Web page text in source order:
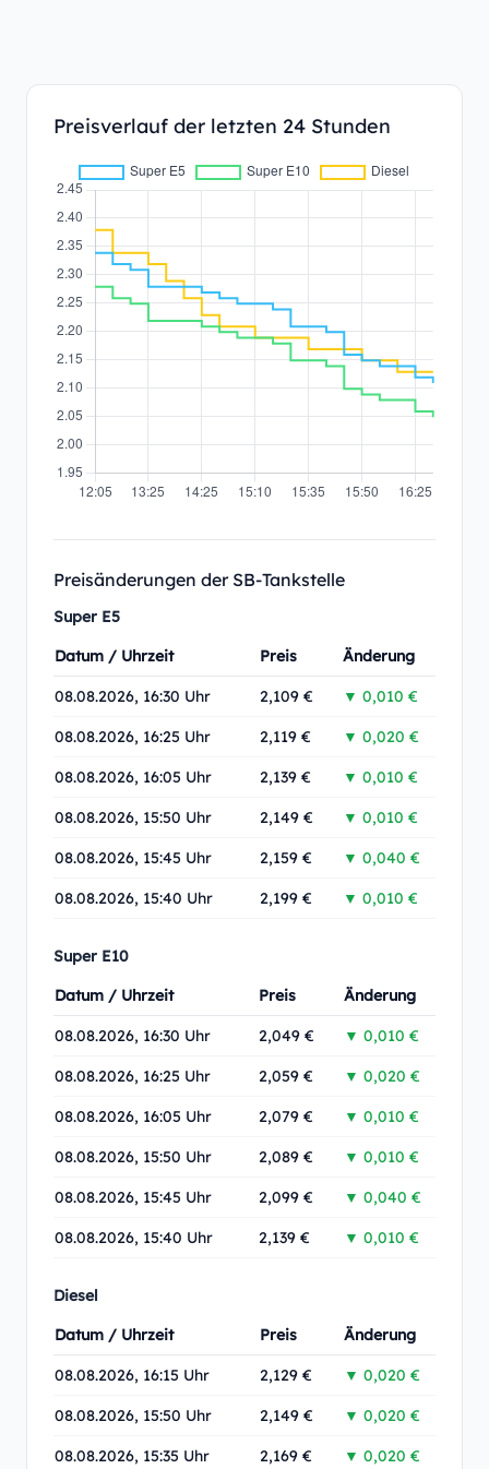
Preisverlauf der letzten 24 Stunden
Preisänderungen der SB-Tankstelle
Super E5
Datum / Uhrzeit
Preis Änderung
08.08.2026, 16:30 Uhr 2,109 € ▼ 0,010 €
08.08.2026, 16:25 Uhr 2,119 € ▼ 0,020 €
08.08.2026, 16:05 Uhr 2,139 € ▼ 0,010 €
08.08.2026, 15:50 Uhr 2,149 € ▼ 0,010 €
08.08.2026, 15:45 Uhr 2,159 € ▼ 0,040 €
08.08.2026, 15:40 Uhr 2,199 € ▼ 0,010 €
Super E10
Datum / Uhrzeit
Preis Änderung
08.08.2026, 16:30 Uhr 2,049 € ▼ 0,010 €
08.08.2026, 16:25 Uhr 2,059 € ▼ 0,020 €
08.08.2026, 16:05 Uhr 2,079 € ▼ 0,010 €
08.08.2026, 15:50 Uhr 2,089 € ▼ 0,010 €
08.08.2026, 15:45 Uhr 2,099 € ▼ 0,040 €
08.08.2026, 15:40 Uhr 2,139 € ▼ 0,010 €
Diesel
Datum / Uhrzeit
Preis Änderung
08.08.2026, 16:15 Uhr 2,129 € ▼ 0,020 €
08.08.2026, 15:50 Uhr 2,149 € ▼ 0,020 €
08.08.2026, 15:35 Uhr 2,169 € ▼ 0,020 €